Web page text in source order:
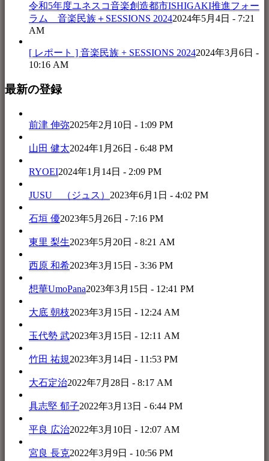
令和5年度ユネスコ音楽創造都市ISHIGAKI推進フォー
ラム 音楽民族＋SESSIONS 20242024年5月4日 - 7:21
AM
[ レポート ] 音楽民族 + SESSIONS 20242024年3月6日 -
10:16 AM
最新の登録
前津 伸弥2025年2月10日 - 1:09 PM
山田 健太2024年1月26日 - 6:48 PM
RYOEI2024年1月14日 - 2:09 PM
JUSU （ジュス） 2023年6月1日 - 4:02 PM
石垣 優2023年5月26日 - 7:16 PM
東里 梨生2023年5月20日 - 8:21 AM
西原 和希2023年3月15日 - 3:36 PM
想華UmoPana2023年3月15日 - 12:41 PM
大底 朝枝2023年3月15日 - 12:24 AM
玉代勢 武2023年3月15日 - 12:11 AM
竹田 祐規2023年3月14日 - 11:53 PM
大石定治2022年7月28日 - 8:17 AM
具志堅 郁子2022年3月13日 - 6:44 PM
平良 広治2022年3月10日 - 12:07 AM
宮良 長克2022年3月9日 - 10:56 PM